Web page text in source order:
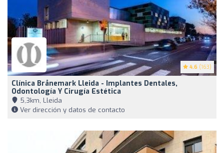
4.6 (163)
Clínica Brånemark Lleida - Implantes Dentales,
Odontología Y Cirugía Estética
5,3km, Lleida
Ver dirección y datos de contacto